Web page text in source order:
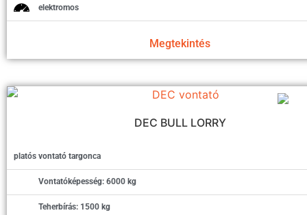
elektromos
Megtekintés
DEC BULL LORRY
platós vontató targonca
Vontatóképesség: 6000 kg
Teherbírás: 1500 kg